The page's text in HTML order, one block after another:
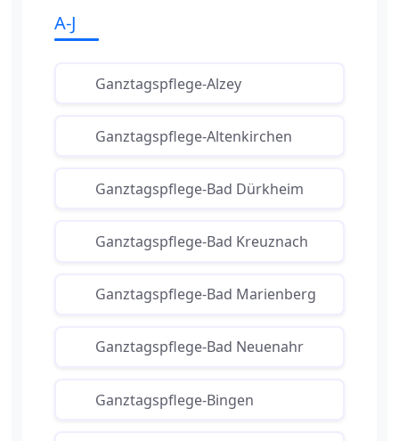
A-J
Ganztagspflege-Alzey
Ganztagspflege-Altenkirchen
Ganztagspflege-Bad Dürkheim
Ganztagspflege-Bad Kreuznach
Ganztagspflege-Bad Marienberg
Ganztagspflege-Bad Neuenahr
Ganztagspflege-Bingen